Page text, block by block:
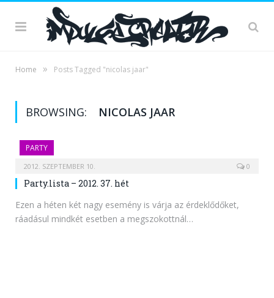
Home » Posts Tagged "nicolas jaar"
BROWSING: NICOLAS JAAR
PARTY
2012. SZEPTEMBER 10. 0
Party.lista – 2012. 37. hét
Ezen a héten két nagy esemény is várja az érdeklődőket,
ráadásul mindkét esetben a megszokottnál…